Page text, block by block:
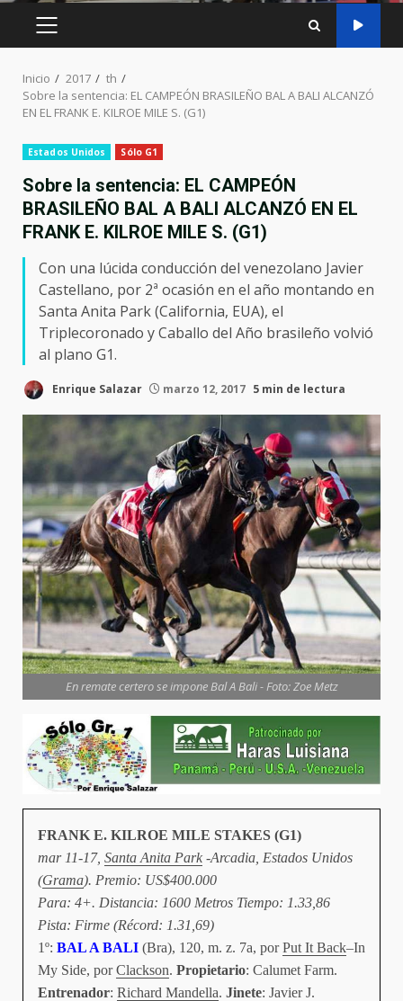
MENÚ
Inicio 2017
th
Sobre la sentencia: EL CAMPEÓN BRASILEÑO BAL A BALI ALCANZÓ
EN EL FRANK E. KILROE MILE S. (G1)
Estados Unidos Sólo G1
Sobre la sentencia: EL CAMPEÓN
BRASILEÑO BAL A BALI ALCANZÓ EN EL
FRANK E. KILROE MILE S. (G1)
Con una lúcida conducción del venezolano Javier
Castellano, por 2ª ocasión en el año montando en
Santa Anita Park (California, EUA), el
Triplecoronado y Caballo del Año brasileño volvió
al plano G1.
Enrique Salazar marzo 12, 2017 5 min de lectura
En remate certero se impone Bal A Bali - Foto: Zoe Metz
FRANK E. KILROE MILE STAKES (G1)
mar 11-17, Santa Anita Park -Arcadia, Estados Unidos
(Grama). Premio: US$400.000
Para: 4+. Distancia: 1600 Metros Tiempo: 1.33,86
Pista: Firme (Récord: 1.31,69)
1º: BAL A BALI (Bra), 120, m. z. 7a, porPut It Back–In
My Side, porClackson. Propietario: Calumet Farm.
Entrenador: Richard Mandella. Jinete: Javier J.